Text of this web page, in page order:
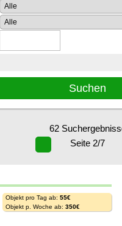
62
Seite 2/7
Objekt pro Tag ab: 55€
Objekt p. Woche ab: 350€